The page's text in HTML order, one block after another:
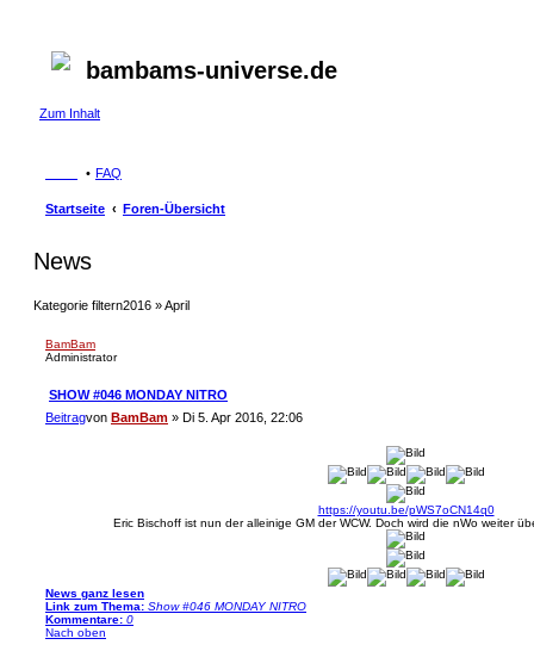
bambams-universe.de
Zum Inhalt
FAQ
Startseite Foren-Übersicht
News
Kategorie filtern2016 » April
BamBam
Administrator
SHOW #046 MONDAY NITRO
Beitragvon BamBam » Di 5. Apr 2016, 22:06
https://youtu.be/pWS7oCN14q0
Eric Bischoff ist nun der alleinige GM der WCW. Doch wird die nWo weiter
News ganz lesen
Link zum Thema: Show #046 MONDAY NITRO
Kommentare: 0
Nach oben